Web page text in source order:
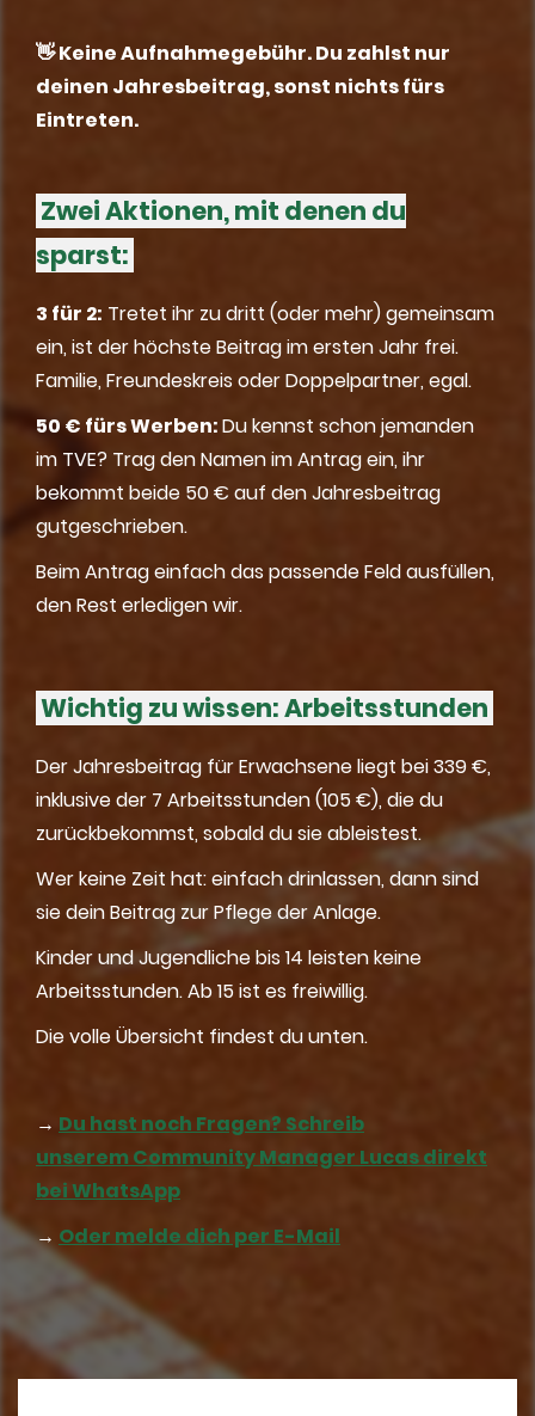
👋 Keine Aufnahmegebühr. Du zahlst nur
deinen Jahresbeitrag, sonst nichts fürs
Eintreten.
Zwei Aktionen, mit denen du
sparst:
3 für 2: Tretet ihr zu dritt (oder mehr) gemeinsam
ein, ist der höchste Beitrag im ersten Jahr frei.
Familie, Freundeskreis oder Doppelpartner, egal.
50 € fürs Werben:Du kennst schon jemanden
im TVE? Trag den Namen im Antrag ein, ihr
bekommt beide 50 € auf den Jahresbeitrag
gutgeschrieben.
Beim Antrag einfach das passende Feld ausfüllen,
den Rest erledigen wir.
Wichtig zu wissen: Arbeitsstunden
Der Jahresbeitrag für Erwachsene liegt bei 339 €,
inklusive der 7 Arbeitsstunden (105 €), die du
zurückbekommst, sobald du sie ableistest.
Wer keine Zeit hat: einfach drinlassen, dann sind
sie dein Beitrag zur Pflege der Anlage.
Kinder und Jugendliche bis 14 leisten keine
Arbeitsstunden. Ab 15 ist es freiwillig.
Die volle Übersicht findest du unten.
→ Du hast noch Fragen? Schreib
unserem Community Manager Lucas direkt
bei WhatsApp
→ Oder melde dich per E-Mail